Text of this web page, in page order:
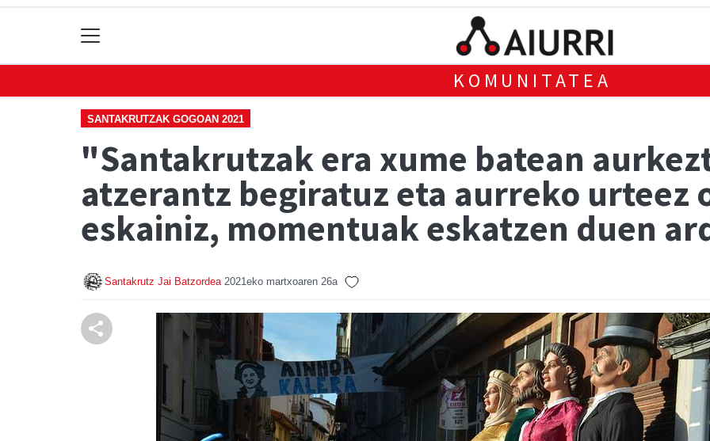
KOMUNITATEA
SANTAKRUTZAK GOGOAN 2021
"Santakrutzak era xume batean
atzerantz begiratuz eta aurreko urteez
eskainiz, momentuak eskatzen duen
Santakrutz Jai Batzordea 2021eko martxoaren 26a